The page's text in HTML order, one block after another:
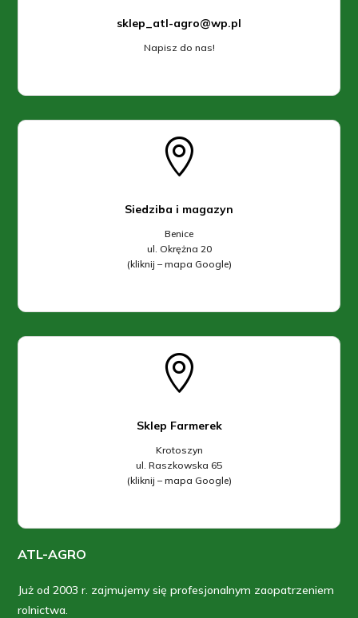
sklep_atl-agro@wp.pl
Napisz do nas!

Siedziba i magazyn
Benice
ul. Okrężna 20
(kliknij – mapa Google)

Sklep Farmerek
Krotoszyn
ul. Raszkowska 65
(kliknij – mapa Google)
ATL-AGRO
Już od 2003 r. zajmujemy się profesjonalnym zaopatrzeniem
rolnictwa.